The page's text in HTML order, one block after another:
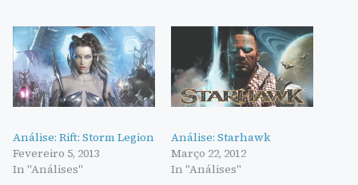
Análise: Rift: Storm Legion
Fevereiro 5, 2013
In "Análises"
Análise: Starhawk
Março 22, 2012
In "Análises"